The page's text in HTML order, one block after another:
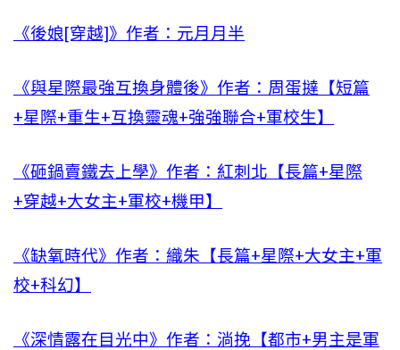
《後娘[穿越]》作者：元月月半
《與星際最強互換身體後》作者：周蛋撻【短篇
+星際+重生+互換靈魂+強強聯合+軍校生】
《砸鍋賣鐵去上學》作者：紅刺北【長篇+星際
+穿越+大女主+軍校+機甲】
《缺氧時代》作者：織朱【長篇+星際+大女主+軍
校+科幻】
《深情露在目光中》作者：淌挽【都市+男主是軍